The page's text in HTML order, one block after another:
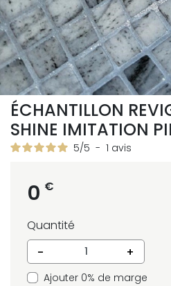
ÉCHANTILLON
SHINE IMITATION
5/5 - 1 avis
0 €
Quantité
-
+
Ajouter 0% de marge